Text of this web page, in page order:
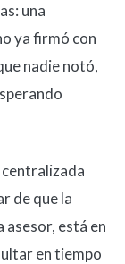
una
ya firmó con
nadie notó,
de que la
está en
en tiempo